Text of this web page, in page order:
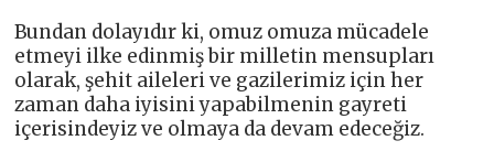
Bundan dolayıdır ki, omuz omuza mücadele
etmeyi ilke edinmiş bir milletin mensupları
olarak, şehit aileleri ve gazilerimiz için her
zaman daha iyisini yapabilmenin gayreti
içerisindeyiz ve olmaya da devam edeceğiz.